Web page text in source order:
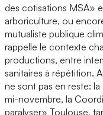
des cotisations MSA»
arboriculture, ou
mutualiste publique
rappelle le contexte
productions, entre
sanitaires à répétition.
ne sont pas en reste: la
mi-novembre, la
paralyser» Toulouse,